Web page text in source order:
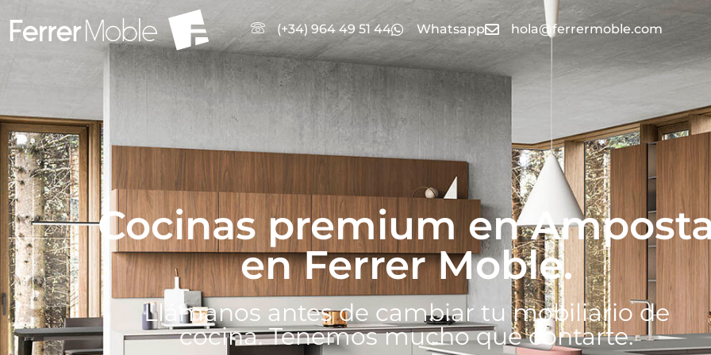
(+34) 964 49 51 44 Whatsapp hola@ferrermoble.com
Cocinas premium en
en Ferrer Moble.
Llámanos antes de cambiar tu mobiliario de
cocina. Tenemos mucho que contarte.